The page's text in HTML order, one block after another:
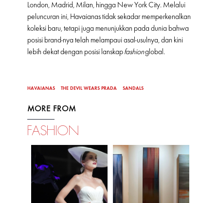
London, Madrid, Milan, hingga New York City. Melalui
peluncuran ini, Havaianas tidak sekadar memperkenalkan
koleksi baru, tetapi juga menunjukkan pada dunia bahwa
posisi brand-nya telah melampaui asal-usulnya, dan kini
lebih dekat dengan posisi lanskapfashionglobal.
HAVAIANAS THE DEVIL WEARS PRADA SANDALS
MORE FROM
FASHION